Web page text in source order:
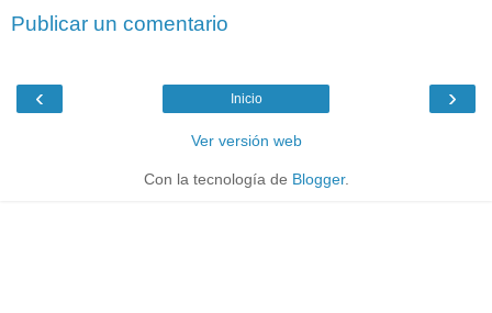
Publicar un comentario
‹ ›
Inicio
Ver versión web
Con la tecnología de Blogger.